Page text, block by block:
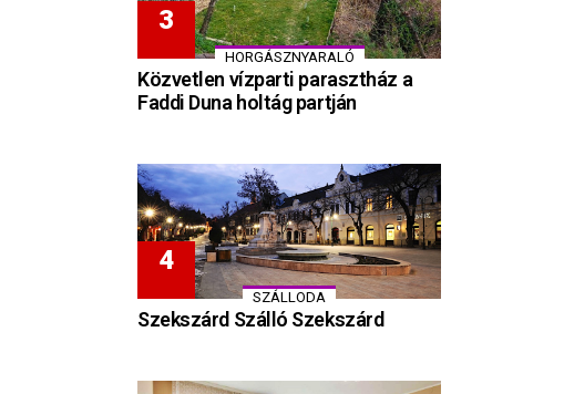
HORGÁSZNYARALÓ
Közvetlen vízparti parasztház a
Faddi Duna holtág partján
SZÁLLODA
Szekszárd Szálló Szekszárd